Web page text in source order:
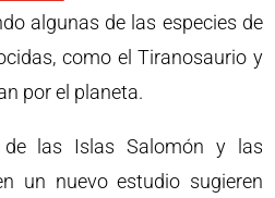
algunas de las especies de
como el Tiranosaurio y
por el planeta.
las Islas Salomón y las
un nuevo estudio sugieren